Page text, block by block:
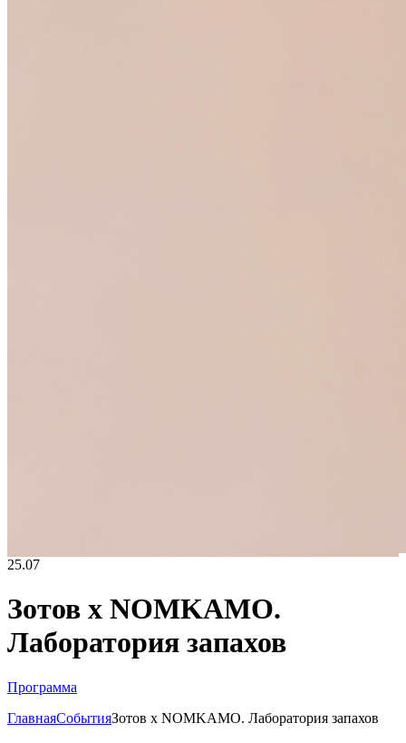
25.07
Зотов х NOMKAMO.
Лаборатория запахов
Программа
ГлавнаяСобытияЗотов х NOMKAMO. Лаборатория запахов